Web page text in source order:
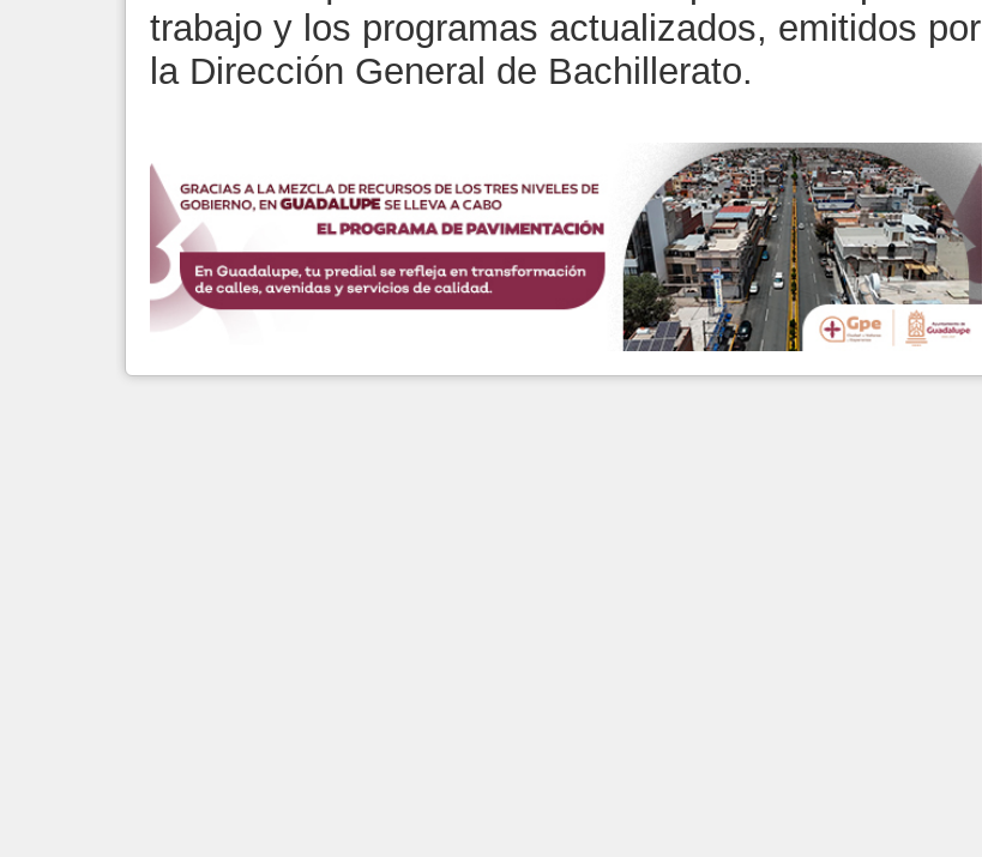
trabajo y los programas actualizados, emitidos por
la Dirección General de Bachillerato.